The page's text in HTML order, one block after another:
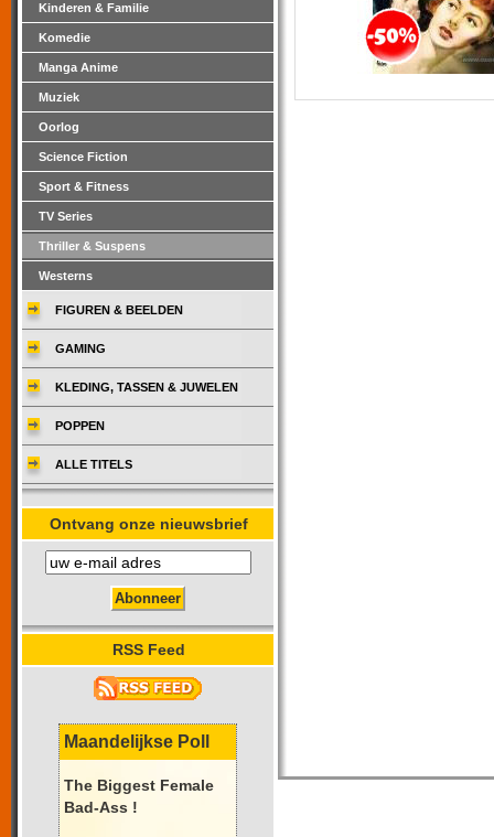
Kinderen & Familie
Komedie
Manga Anime
Muziek
Oorlog
Science Fiction
Sport & Fitness
TV Series
Thriller & Suspens
Westerns
FIGUREN & BEELDEN
GAMING
KLEDING, TASSEN & JUWELEN
POPPEN
ALLE TITELS
Ontvang onze nieuwsbrief
RSS Feed
Maandelijkse Poll
The Biggest Female
Bad-Ass !